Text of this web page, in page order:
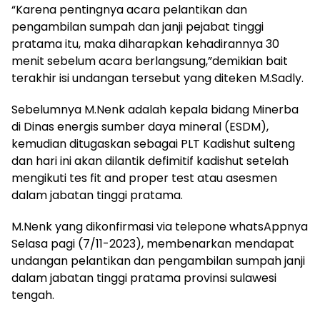
“Karena pentingnya acara pelantikan dan
pengambilan sumpah dan janji pejabat tinggi
pratama itu, maka diharapkan kehadirannya 30
menit sebelum acara berlangsung,”demikian bait
terakhir isi undangan tersebut yang diteken M.Sadly.
Sebelumnya M.Nenk adalah kepala bidang Minerba
di Dinas energis sumber daya mineral (ESDM),
kemudian ditugaskan sebagai PLT Kadishut sulteng
dan hari ini akan dilantik defimitif kadishut setelah
mengikuti tes fit and proper test atau asesmen
dalam jabatan tinggi pratama.
M.Nenk yang dikonfirmasi via telepone whatsAppnya
Selasa pagi (7/11-2023), membenarkan mendapat
undangan pelantikan dan pengambilan sumpah janji
dalam jabatan tinggi pratama provinsi sulawesi
tengah.